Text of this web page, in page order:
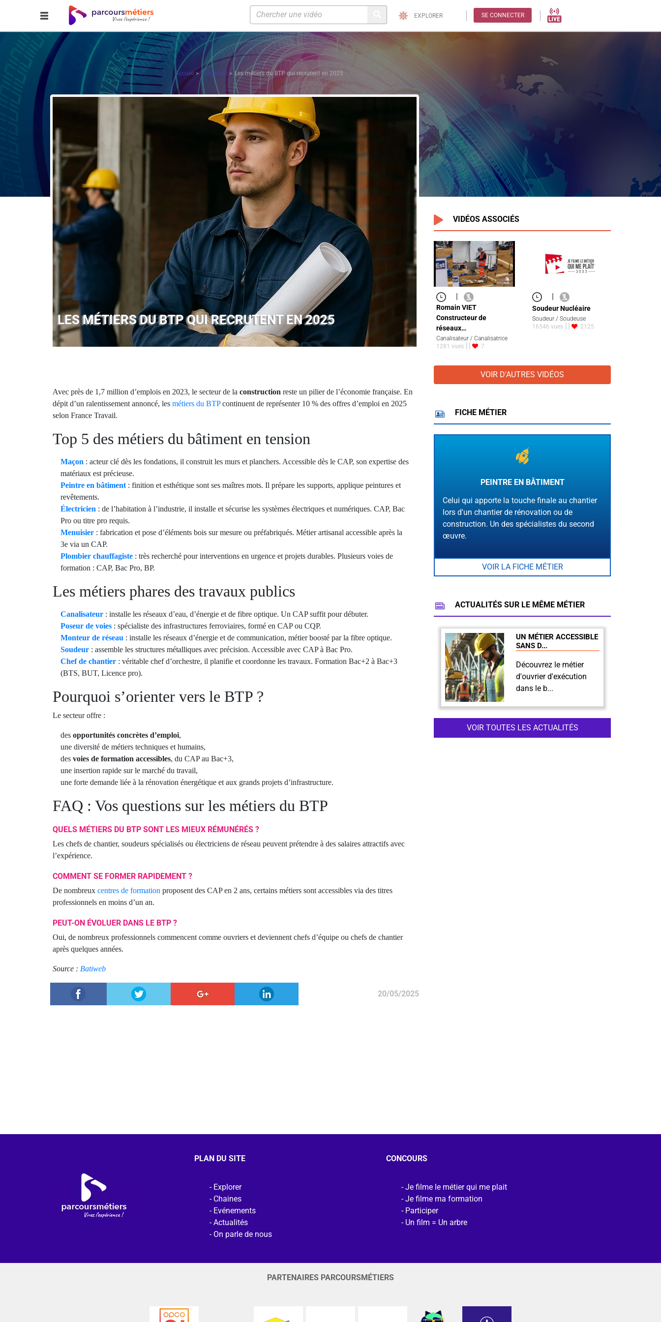
EXPLORER SE CONNECTER
Accueil Actualités Les métiers du BTP qui recrutent en 2025
LES MÉTIERS DU BTP QUI RECRUTENT EN 2025
Avec près de 1,7 million d’emplois en 2023, le secteur de la construction reste un pilier de l’économie française. En
dépit d’un ralentissement annoncé, les métiers du BTPcontinuent de représenter 10 % des offres d’emploi en 2025
selon France Travail.
Top 5 des métiers du bâtiment en tension
Maçon : acteur clé dès les fondations, il construit les murs et planchers. Accessible dès le CAP, son expertise des
matériaux est précieuse.
Peintre en bâtiment : finition et esthétique sont ses maîtres mots. Il prépare les supports, applique peintures et
revêtements.
Électricien : de l’habitation à l’industrie, il installe et sécurise les systèmes électriques et numériques. CAP, Bac
Pro ou titre pro requis.
Menuisier : fabrication et pose d’éléments bois sur mesure ou préfabriqués. Métier artisanal accessible après la
3e via un CAP.
Plombier chauffagiste : très recherché pour interventions en urgence et projets durables. Plusieurs voies de
formation : CAP, Bac Pro, BP.
Les métiers phares des travaux publics
Canalisateur : installe les réseaux d’eau, d’énergie et de fibre optique. Un CAP suffit pour débuter.
Poseur de voies : spécialiste des infrastructures ferroviaires, formé en CAP ou CQP.
Monteur de réseau : installe les réseaux d’énergie et de communication, métier boosté par la fibre optique.
Soudeur : assemble les structures métalliques avec précision. Accessible avec CAP à Bac Pro.
Chef de chantier : véritable chef d’orchestre, il planifie et coordonne les travaux. Formation Bac+2 à Bac+3
(BTS, BUT, Licence pro).
Pourquoi s’orienter vers le BTP ?
Le secteur offre :
des opportunités concrètes d’emploi,
une diversité de métiers techniques et humains,
des voies de formation accessibles, du CAP au Bac+3,
une insertion rapide sur le marché du travail,
une forte demande liée à la rénovation énergétique et aux grands projets d’infrastructure.
FAQ : Vos questions sur les métiers du BTP
QUELS MÉTIERS DU BTP SONT LES MIEUX RÉMUNÉRÉS ?
Les chefs de chantier, soudeurs spécialisés ou électriciens de réseau peuvent prétendre à des salaires attractifs avec
l’expérience.
COMMENT SE FORMER RAPIDEMENT ?
De nombreux centres de formation proposent des CAP en 2 ans, certains métiers sont accessibles via des titres
professionnels en moins d’un an.
PEUT-ON ÉVOLUER DANS LE BTP ?
Oui, de nombreux professionnels commencent comme ouvriers et deviennent chefs d’équipe ou chefs de chantier
après quelques années.
Source : Batiweb
20/05/2025
VIDÉOS ASSOCIÉS
|
Romain VIET
Constructeur de
réseaux…
Canalisateur / Canalisatrice
1281 vues
7
|
Soudeur Nucléaire
Soudeur / Soudeuse
16546 vues
2125
VOIR D'AUTRES VIDÉOS
FICHE MÉTIER
PEINTRE EN BÂTIMENT
Celui qui apporte la touche finale au chantier
lors d'un chantier de rénovation ou de
construction. Un des spécialistes du second
œuvre.
VOIR LA FICHE MÉTIER
ACTUALITÉS SUR LE MÊME MÉTIER
UN MÉTIER ACCESSIBLE
SANS D...
Découvrez le métier
d'ouvrier d'exécution
dans le b...
VOIR TOUTES LES ACTUALITÉS
PLAN DU SITE
Explorer
Chaines
Evénements
Actualités
On parle de nous
CONCOURS
Je filme le métier qui me plait
Je filme ma formation
Participer
Un film = Un arbre
PARTENAIRES PARCOURSMÉTIERS